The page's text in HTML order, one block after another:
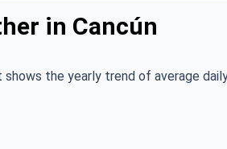
in Cancún
shows the yearly trend of average